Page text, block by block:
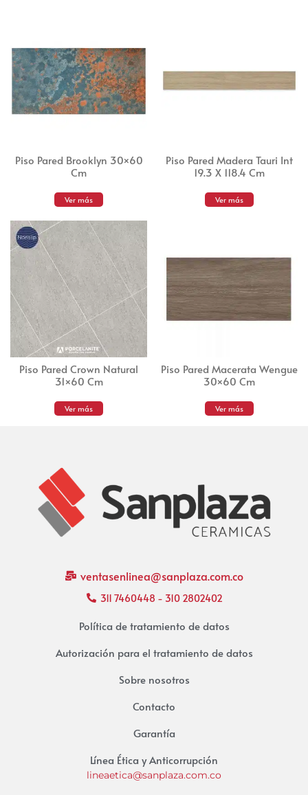
Piso Pared Brooklyn 30×60
Cm
Ver más
Piso Pared Madera Tauri Int
19.3 X 118.4 Cm
Ver más
Piso Pared Crown Natural
31×60 Cm
Ver más
Piso Pared Macerata Wengue
30×60 Cm
Ver más
ventasenlinea@sanplaza.com.co
311 7460448 - 310 2802402
Política de tratamiento de datos
Autorización para el tratamiento de datos
Sobre nosotros
Contacto
Garantía
Línea Ética y Anticorrupción
lineaetica@sanplaza.com.co